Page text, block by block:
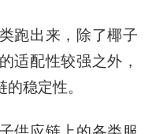
跑出来，除了椰子
适配性较强之外，
稳定性。